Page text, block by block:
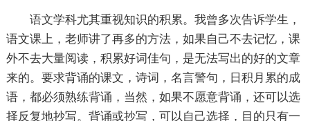
语文学科尤其重视知识的积累。我曾多次告诉学生，
语文课上，老师讲了再多的方法，如果自己不去记忆，课
外不去大量阅读，积累好词佳句，是无法写出的好的文章
来的。要求背诵的课文，诗词，名言警句，日积月累的成
语，都必须熟练背诵，当然，如果不愿意背诵，还可以选
择反复地抄写。背诵或抄写，可以自己选择，目的只有一